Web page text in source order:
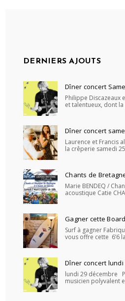
DERNIERS AJOUTS
Dîner concert
Philippe Discazeaux
et talentueux, dont
Dîner concert
Laurence et Francis
la crêperie samedi
Chants de
Marie BENDEQ /
acoustique Catie
Gagner cette
Surf à gagner
vous offre cette 6’6
Dîner concert lundi
lundi 29 décembre
musicien polyvalent